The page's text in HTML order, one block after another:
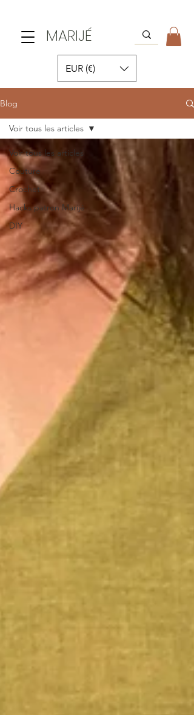
MARIJÉ
EUR (€)
Blog
Voir tous les articles
Couture
Crochet
Hacks patron Marijé
DIY
Voir tous les articles